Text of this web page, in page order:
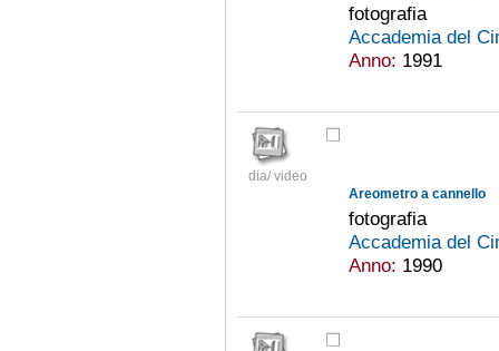
fotografia
Accademia del
Anno: 1991
dia/ video
Areometro a cannello
fotografia
Accademia del
Anno: 1990